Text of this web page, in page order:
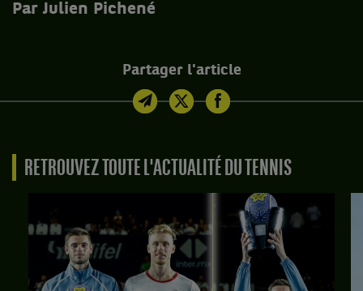
Par Julien Pichené
Partager l'article
RETROUVEZ TOUTE L'ACTUALITÉ DU TENNIS